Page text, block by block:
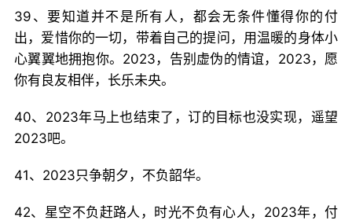
39、要知道并不是所有人，都会无条件懂得你的付
出，爱惜你的一切，带着自己的提问，用温暖的身体小
心翼翼地拥抱你。2023，告别虚伪的情谊，2023，愿
你有良友相伴，长乐未央。
40、2023年马上也结束了，订的目标也没实现，遥望
2023吧。
41、2023只争朝夕，不负韶华。
42、星空不负赶路人，时光不负有心人，2023年，付